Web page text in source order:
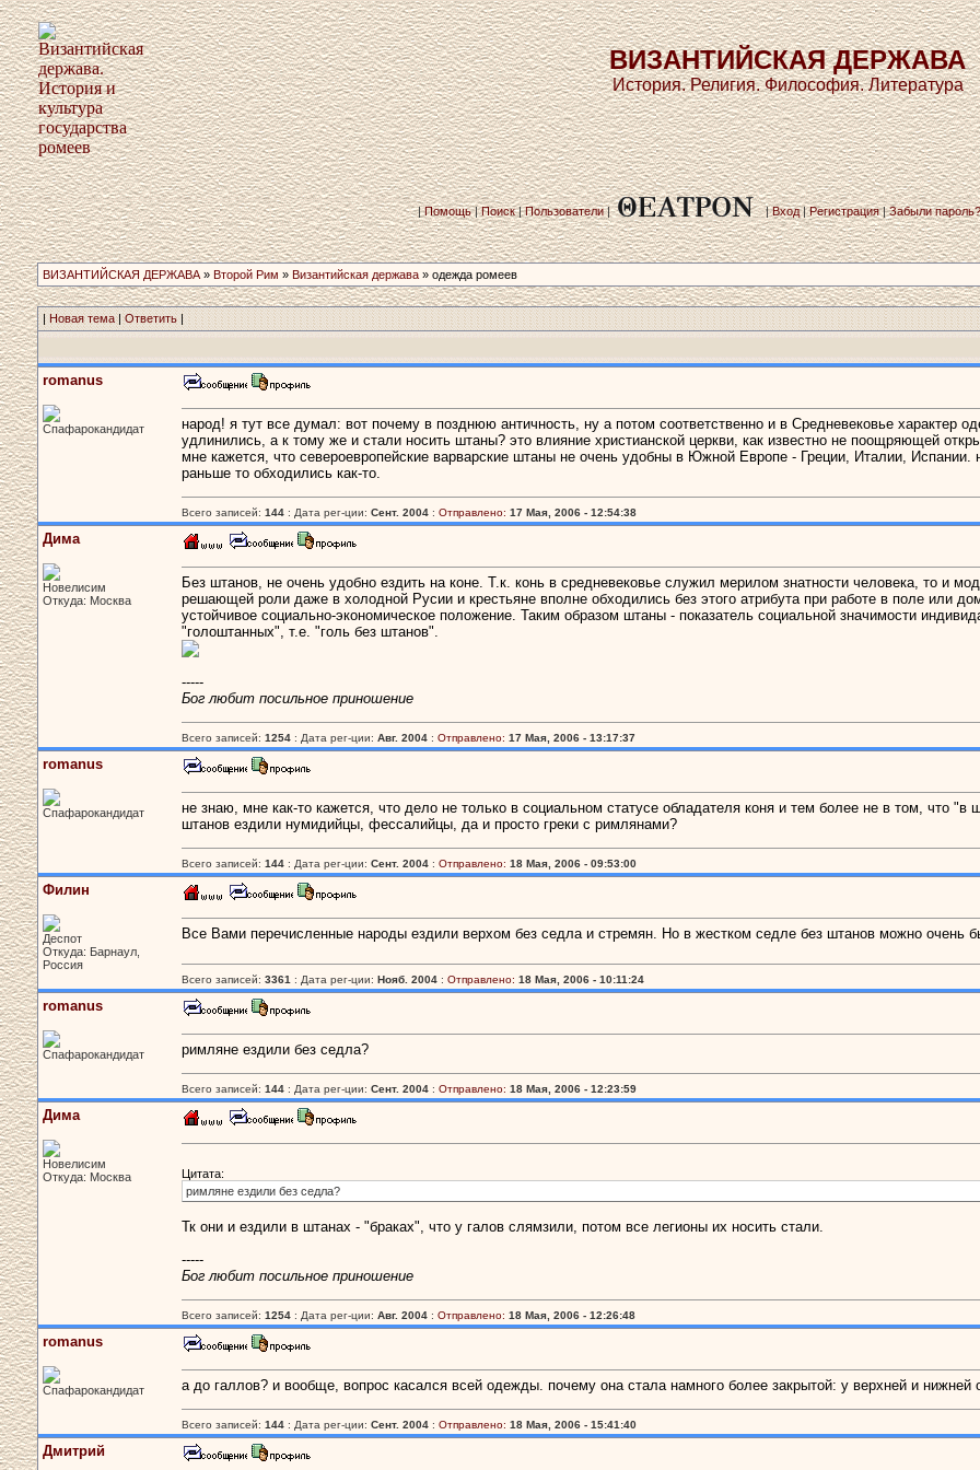
ВИЗАНТИЙСКАЯ ДЕРЖАВА
История. Религия. Философия. Литература
|Помощь|Поиск|Пользователи| |Вход|Регистрация|Забыли пароль?
ВИЗАНТИЙСКАЯ ДЕРЖАВА » Второй Рим » Византийская держава » одежда ромеев
| Новая тема|Ответить |
romanus
Спафарокандидат
народ! я тут все думал: вот почему в позднюю античность, ну а потом соответственно и в Средневековье характер
удлинились, а к тому же и стали носить штаны? это влияние христианской церкви, как известно не поощряющей
мне кажется, что североевропейские варварские штаны не очень удобны в Южной Европе - Греции, Италии,
раньше то обходились как-то.
Всего записей: 144 : Дата рег-ции: Сент. 2004 : Отправлено: 17 Мая, 2006 - 12:54:38
Дима
Новелисим
Откуда: Москва
Без штанов, не очень удобно ездить на коне. Т.к. конь в средневековье служил мерилом знатности человека, то и
решающей роли даже в холодной Русии и крестьяне вполне обходились без этого атрибута при работе в поле или
устойчивое социально-экономическое положение. Таким образом штаны - показатель социальной значимости
"голоштанных", т.е. "голь без штанов".
-----
Бог любит посильное приношение
Всего записей: 1254 : Дата рег-ции: Авг. 2004 : Отправлено: 17 Мая, 2006 - 13:17:37
romanus
Спафарокандидат
не знаю, мне как-то кажется, что дело не только в социальном статусе обладателя коня и тем более не в том, что "в
штанов ездили нумидийцы, фессалийцы, да и просто греки с римлянами?
Всего записей: 144 : Дата рег-ции: Сент. 2004 : Отправлено: 18 Мая, 2006 - 09:53:00
Филин
Деспот
Откуда: Барнаул,
Россия
Все Вами перечисленные народы ездили верхом без седла и стремян. Но в жестком седле без штанов можно очень
Всего записей: 3361 : Дата рег-ции: Нояб. 2004 : Отправлено: 18 Мая, 2006 - 10:11:24
romanus
Спафарокандидат римляне ездили без седла?
Всего записей: 144 : Дата рег-ции: Сент. 2004 : Отправлено: 18 Мая, 2006 - 12:23:59
Дима
Новелисим
Откуда: Москва
Цитата:
римляне ездили без седла?
Тк они и ездили в штанах - "браках", что у галов слямзили, потом все легионы их носить стали.
-----
Бог любит посильное приношение
Всего записей: 1254 : Дата рег-ции: Авг. 2004 : Отправлено: 18 Мая, 2006 - 12:26:48
romanus
Спафарокандидат а до галлов? и вообще, вопрос касался всей одежды. почему она стала намного более закрытой: у верхней и
Всего записей: 144 : Дата рег-ции: Сент. 2004 : Отправлено: 18 Мая, 2006 - 15:41:40
Дмитрий